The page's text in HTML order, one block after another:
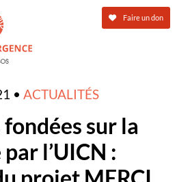
• ACTUALITÉS
sur la
l’UICN :
Faire un don